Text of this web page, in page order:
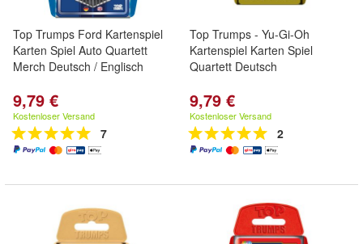
Top Trumps Ford Kartenspiel
Karten Spiel Auto Quartett
Merch Deutsch / Englisch
9,79 €
Kostenloser Versand
7
Top Trumps - Yu-Gi-Oh
Kartenspiel Karten Spiel
Quartett Deutsch
9,79 €
Kostenloser Versand
2